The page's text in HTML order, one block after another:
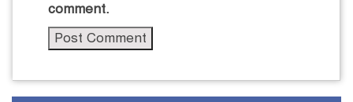
comment.